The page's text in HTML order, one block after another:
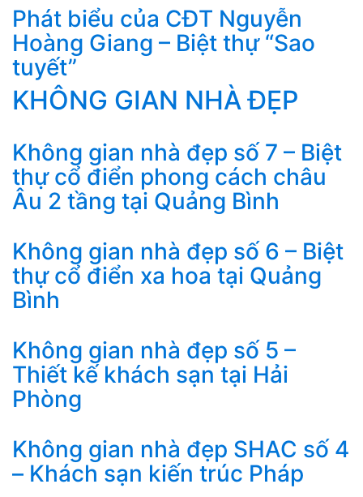
Phát biểu của CĐT Nguyễn
Hoàng Giang – Biệt thự “Sao
tuyết”
KHÔNG GIAN NHÀ ĐẸP
Không gian nhà đẹp số 7 – Biệt
thự cổ điển phong cách châu
Âu 2 tầng tại Quảng Bình
Không gian nhà đẹp số 6 – Biệt
thự cổ điển xa hoa tại Quảng
Bình
Không gian nhà đẹp số 5 –
Thiết kế khách sạn tại Hải
Phòng
Không gian nhà đẹp SHAC số 4
– Khách sạn kiến trúc Pháp